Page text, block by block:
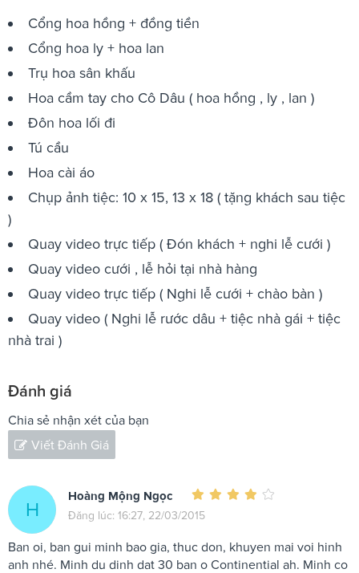
Cổng hoa hồng + đồng tiền
Cổng hoa ly + hoa lan
Trụ hoa sân khấu
Hoa cầm tay cho Cô Dâu ( hoa hồng , ly , lan )
Đôn hoa lối đi
Tú cầu
Hoa cài áo
Chụp ảnh tiệc: 10 x 15, 13 x 18 ( tặng khách sau tiệc
)
Quay video trực tiếp ( Đón khách + nghi lễ cưới )
Quay video cưới , lễ hỏi tại nhà hàng
Quay video trực tiếp ( Nghi lễ cưới + chào bàn )
Quay video ( Nghi lễ rước dâu + tiệc nhà gái + tiệc
nhà trai )
Đánh giá
Chia sẻ nhận xét của bạn
Viết Đánh Giá
H
Hoàng Mộng Ngọc
Đăng lúc: 16:27, 22/03/2015
Ban oi, ban gui minh bao gia, thuc don, khuyen mai voi hinh
anh nhé. Minh du dinh dat 30 ban o Continential ah. Minh co